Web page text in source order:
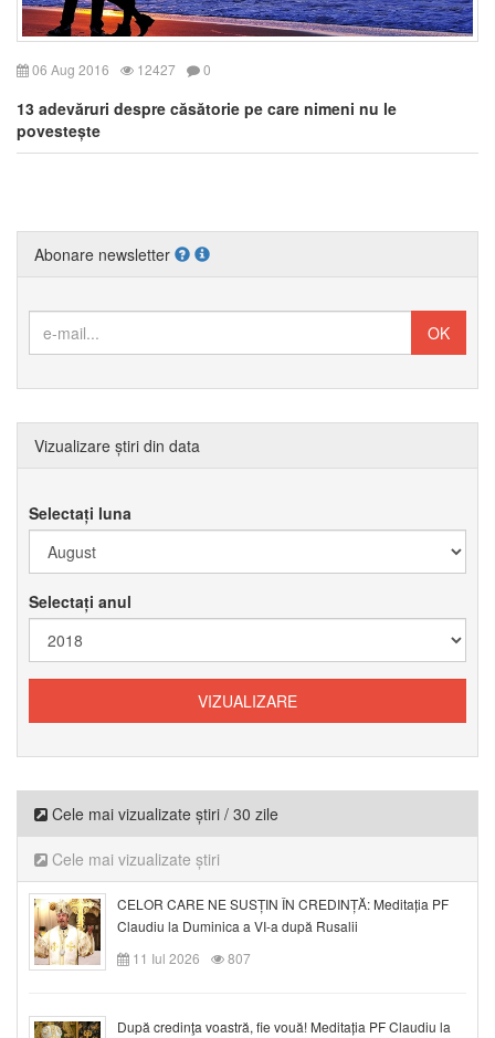
06 Aug 2016 12427 0
13 adevăruri despre căsătorie pe care nimeni nu le
povestește
Abonare newsletter
Vizualizare știri din data
Selectați luna
Selectați anul
Cele mai vizualizate știri / 30 zile
Cele mai vizualizate știri
CELOR CARE NE SUSȚIN ÎN CREDINȚĂ: Meditația PF
Claudiu la Duminica a VI-a după Rusalii
11 Iul 2026
807
După credinţa voastră, fie vouă! Meditația PF Claudiu la